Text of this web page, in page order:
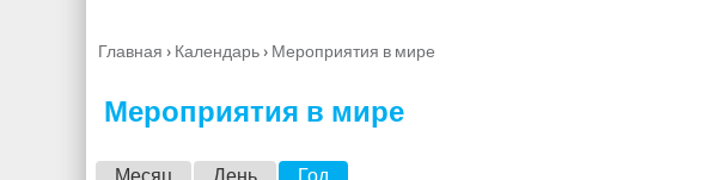
Вы
Главная › Календарь› Мероприятия в мире
Мероприятия в мире